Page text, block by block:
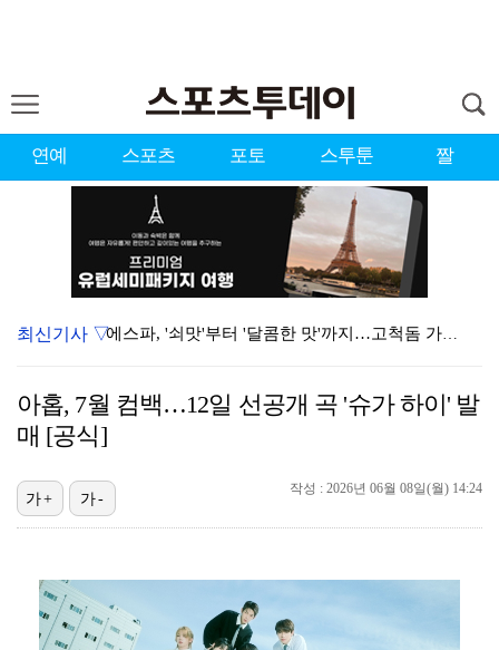
연예 스포츠 포토 스투툰 짤
에스파, '쇠맛'부터 '달콤한 맛'까지…고척돔 가득 채…
'리그 2연패 정조준' 아스널, 뉴캐슬서 기마랑이스 영…
에스파, 고척돔 입성…공연 시작 40분 만에 첫 인사 …
"언론사 대표·국회의원도"…최연청, 판사 남편까지 화려…
최신기사 ▽
아홉, 7월 컴백…12일 선공개 곡 '슈가 하이' 발
매 [공식]
작성 : 2026년 06월 08일(월) 14:24
가+ 가-